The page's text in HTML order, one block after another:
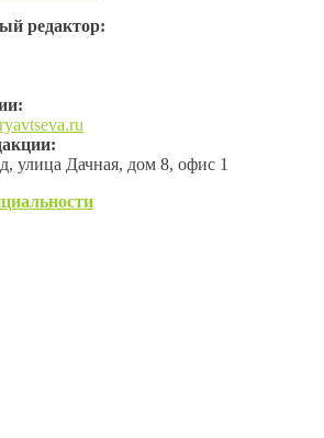
редактор:
улица Дачная, дом 8, офис 1